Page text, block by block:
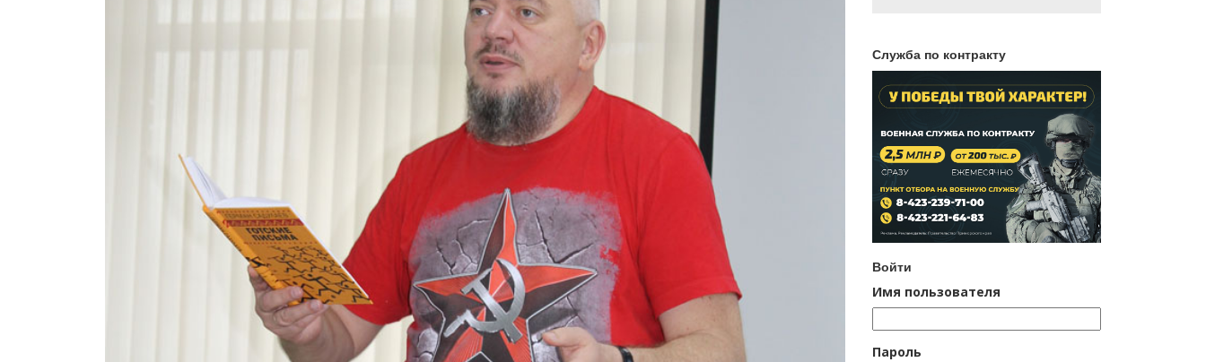
Служба по контракту
Войти
Имя пользователя
Пароль